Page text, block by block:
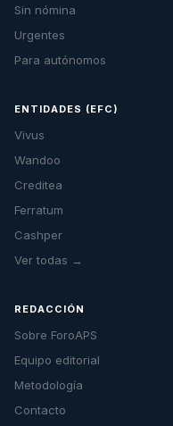
Sin nómina
Urgentes
Para autónomos
ENTIDADES (EFC)
Vivus
Wandoo
Creditea
Ferratum
Cashper
Ver todas →
REDACCIÓN
Sobre ForoAPS
Equipo editorial
Metodología
Contacto